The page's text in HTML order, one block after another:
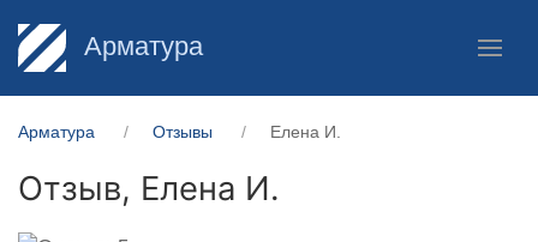
Арматура
Арматура Отзывы Елена И.
Отзыв, Елена И.